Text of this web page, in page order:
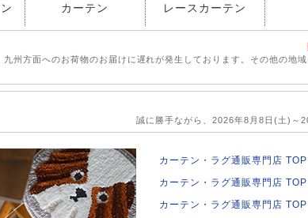
カーテン レースカーテン
九州方面へのお荷物のお届けに遅れが発生しております。その他の
誠に勝手ながら、2026年8月8日(土)～
カーテン・ラグ通販専門店 TOP
カーテン・ラグ通販専門店 TOP
カーテン・ラグ通販専門店 TOP